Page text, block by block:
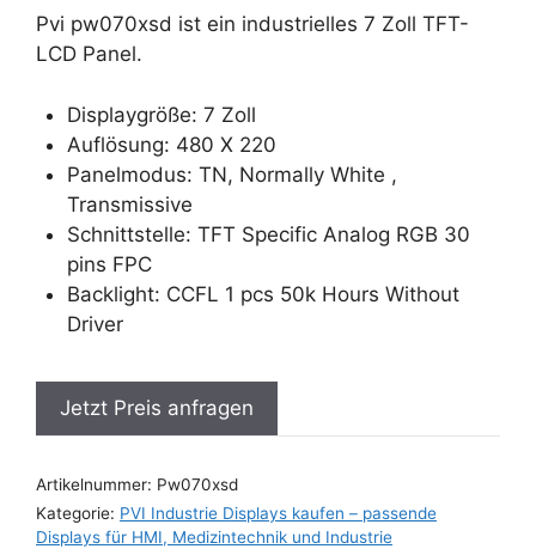
Pvi pw070xsd ist ein industrielles 7 Zoll TFT-
LCD Panel.
Displaygröße: 7 Zoll
Auflösung: 480 X 220
Panelmodus: TN, Normally White ,
Transmissive
Schnittstelle: TFT Specific Analog RGB 30
pins FPC
Backlight: CCFL 1 pcs 50k Hours Without
Driver
Jetzt Preis anfragen
Artikelnummer: Pw070xsd
Kategorie: PVI Industrie Displays kaufen – passende
Displays für HMI, Medizintechnik und Industrie